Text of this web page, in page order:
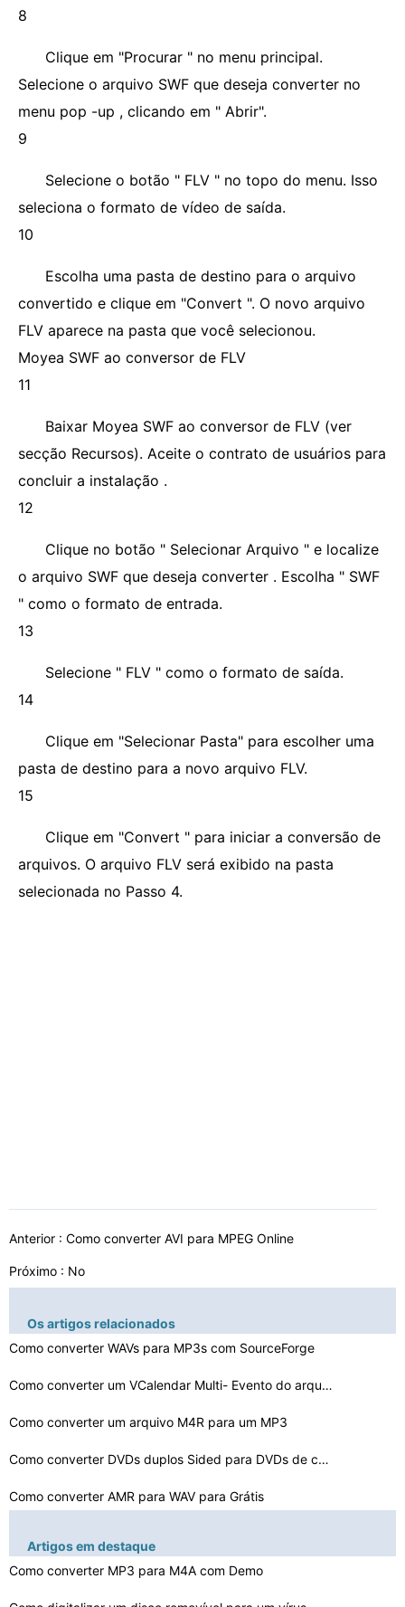
8
Clique em "Procurar " no menu principal.
Selecione o arquivo SWF que deseja converter no
menu pop -up , clicando em " Abrir".
9
Selecione o botão " FLV " no topo do menu. Isso
seleciona o formato de vídeo de saída.
10
Escolha uma pasta de destino para o arquivo
convertido e clique em "Convert ". O novo arquivo
FLV aparece na pasta que você selecionou.
Moyea SWF ao conversor de FLV
11
Baixar Moyea SWF ao conversor de FLV (ver
secção Recursos). Aceite o contrato de usuários para
concluir a instalação .
12
Clique no botão " Selecionar Arquivo " e localize
o arquivo SWF que deseja converter . Escolha " SWF
" como o formato de entrada.
13
Selecione " FLV " como o formato de saída.
14
Clique em "Selecionar Pasta" para escolher uma
pasta de destino para a novo arquivo FLV.
15
Clique em "Convert " para iniciar a conversão de
arquivos. O arquivo FLV será exibido na pasta
selecionada no Passo 4.
Anterior : Como converter AVI para MPEG Online
Próximo : No
Os artigos relacionados
Como converter WAVs para MP3s com SourceForge
Como converter um VCalendar Multi- Evento do arquivo em…
Como converter um arquivo M4R para um MP3
Como converter DVDs duplos Sided para DVDs de camada du…
Como converter AMR para WAV para Grátis
Como converter MP3 para M4A Online
Artigos em destaque
Como converter MP3 para M4A com Demo